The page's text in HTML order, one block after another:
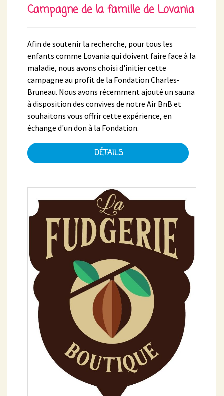
Campagne de la famille de Lovania
Afin de soutenir la recherche, pour tous les
enfants comme Lovania qui doivent faire face à la
maladie, nous avons choisi d'initier cette
campagne au profit de la Fondation Charles-
Bruneau. Nous avons récemment ajouté un sauna
à disposition des convives de notre Air BnB et
souhaitons vous offrir cette expérience, en
échange d'un don à la Fondation.
DÉTAILS